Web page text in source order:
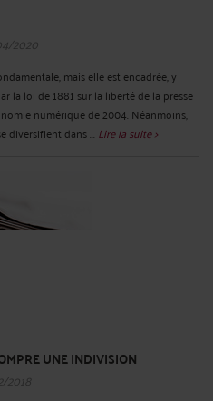
2020
mais elle est encadrée, y
la loi de 1881 sur la liberté de la presse
numérique de 2004. Néanmoins,
diversifient dans ... Lire la suite >
UNE INDIVISION
2018